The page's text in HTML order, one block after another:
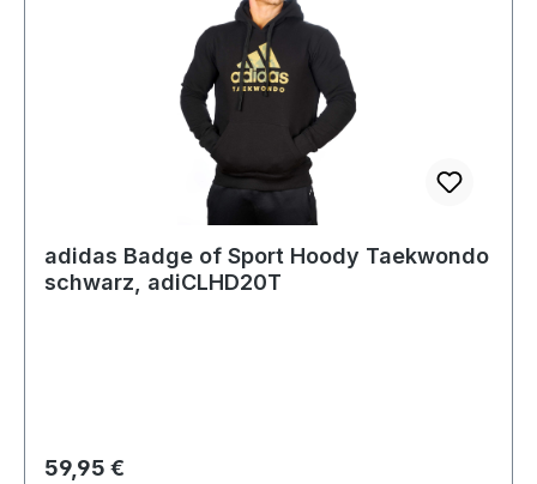
adidas Badge of Sport Hoody Taekwondo
schwarz, adiCLHD20T
Regulärer Preis:
59,95 €